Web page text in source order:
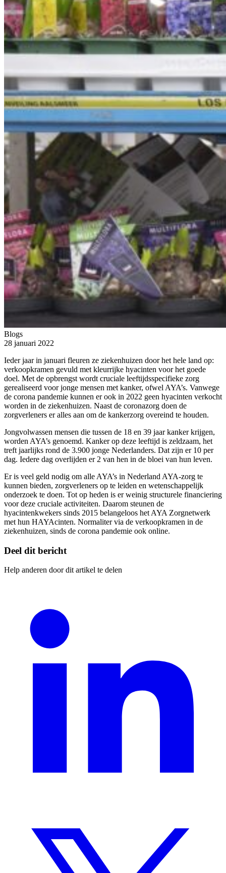
Blogs
28 januari 2022
Ieder jaar in januari fleuren ze ziekenhuizen door het hele land op:
verkoopkramen gevuld met kleurrijke hyacinten voor het goede
doel. Met de opbrengst wordt cruciale leeftijdsspecifieke zorg
gerealiseerd voor jonge mensen met kanker, ofwel AYA’s. Vanwege
de corona pandemie kunnen er ook in 2022 geen hyacinten verkocht
worden in de ziekenhuizen. Naast de coronazorg doen de
zorgverleners er alles aan om de kankerzorg overeind te houden.
Jongvolwassen mensen die tussen de 18 en 39 jaar kanker krijgen,
worden AYA’s genoemd. Kanker op deze leeftijd is zeldzaam, het
treft jaarlijks rond de 3.900 jonge Nederlanders. Dat zijn er 10 per
dag. Iedere dag overlijden er 2 van hen in de bloei van hun leven.
Er is veel geld nodig om alle AYA’s in Nederland AYA-zorg te
kunnen bieden, zorgverleners op te leiden en wetenschappelijk
onderzoek te doen. Tot op heden is er weinig structurele financiering
voor deze cruciale activiteiten. Daarom steunen de
hyacintenkwekers sinds 2015 belangeloos het AYA Zorgnetwerk
met hun HAYAcinten. Normaliter via de verkoopkramen in de
ziekenhuizen, sinds de corona pandemie ook online.
Deel dit bericht
Help anderen door dit artikel te delen